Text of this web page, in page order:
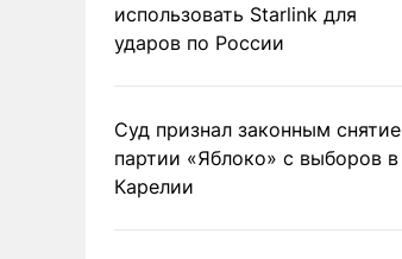
использовать Starlink для
ударов по России
Суд признал законным снятие
партии «Яблоко» с выборов в
Карелии